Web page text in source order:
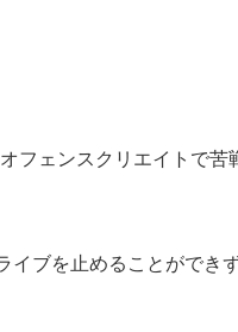
フェンスクリエイトで苦
ブを止めることができ